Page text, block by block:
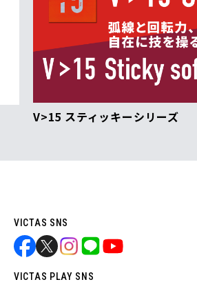
V>15 スティッキーシリーズ
VICTAS SNS
VICTAS PLAY SNS